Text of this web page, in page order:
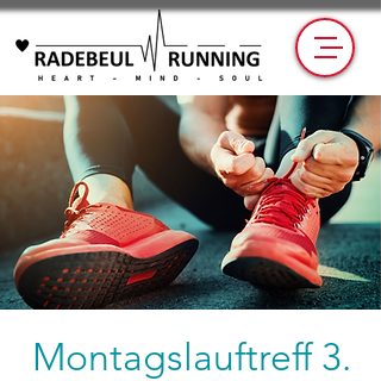
Montagslauftreff 3.